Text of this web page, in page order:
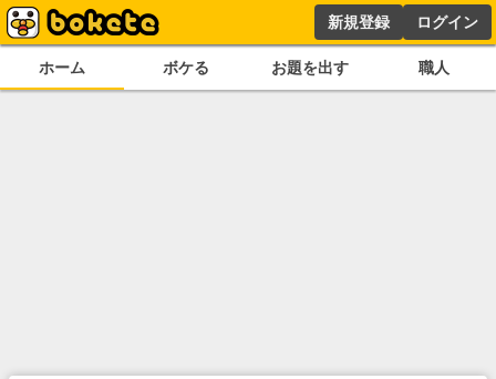
新規登録 ログイン
ホーム ボケる お題を出す 職人